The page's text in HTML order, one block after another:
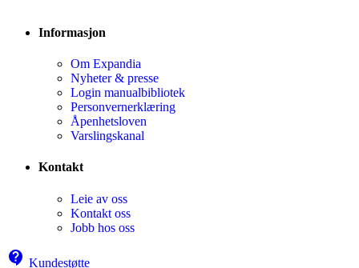
Informasjon
Om Expandia
Nyheter & presse
Login manualbibliotek
Personvernerklæring
Åpenhetsloven
Varslingskanal
Kontakt
Leie av oss
Kontakt oss
Jobb hos oss
Kundestøtte